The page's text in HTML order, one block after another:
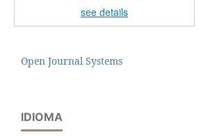
see details
Open Journal Systems
IDIOMA